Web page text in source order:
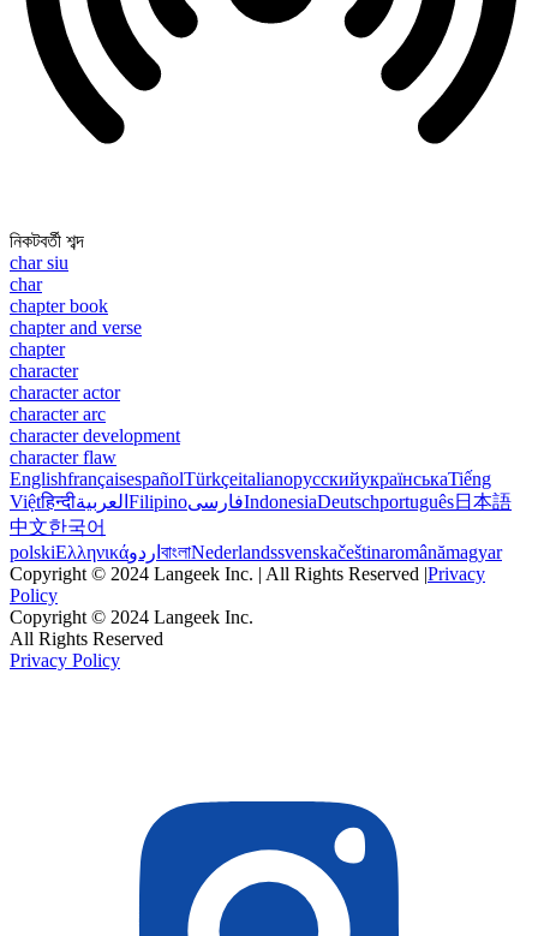
নিকটবর্তী শব্দ
char siu
char
chapter book
chapter and verse
chapter
character
character actor
character arc
character development
character flaw
EnglishfrançaisespañolTürkçeitalianoрусскийукраїнськаTiếng
Việtहिन्दीالعربية FilipinoفارسیIndonesiaDeutschportuguês日本語
中文한국어
polskiΕλληνικάاردو বাংলাNederlandssvenskačeštinaromânămagyar
Copyright © 2024 Langeek Inc. | All Rights Reserved |Privacy
Policy
Copyright © 2024 Langeek Inc.
All Rights Reserved
Privacy Policy